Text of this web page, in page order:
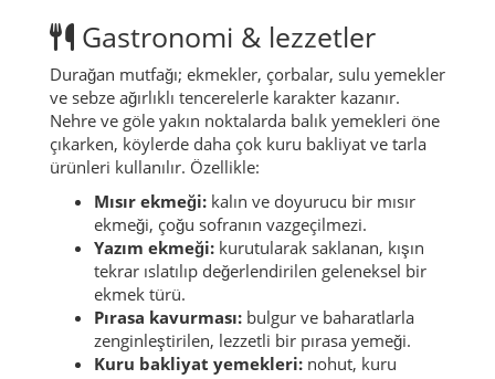
Gastronomi & lezzetler
Durağan mutfağı; ekmekler, çorbalar, sulu yemekler
ve sebze ağırlıklı tencerelerle karakter kazanır.
Nehre ve göle yakın noktalarda balık yemekleri öne
çıkarken, köylerde daha çok kuru bakliyat ve tarla
ürünleri kullanılır. Özellikle:
Mısır ekmeği: kalın ve doyurucu bir mısır
ekmeği, çoğu sofranın vazgeçilmezi.
Yazım ekmeği: kurutularak saklanan, kışın
tekrar ıslatılıp değerlendirilen geleneksel bir
ekmek türü.
Pırasa kavurması: bulgur ve baharatlarla
zenginleştirilen, lezzetli bir pırasa yemeği.
Kuru bakliyat yemekleri: nohut, kuru